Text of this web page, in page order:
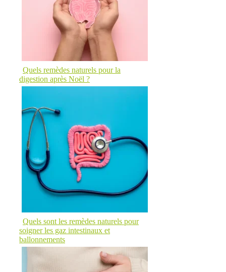
Quels remèdes naturels pour la
digestion après Noël ?
Quels sont les remèdes naturels pour
soigner les gaz intestinaux et
ballonnements